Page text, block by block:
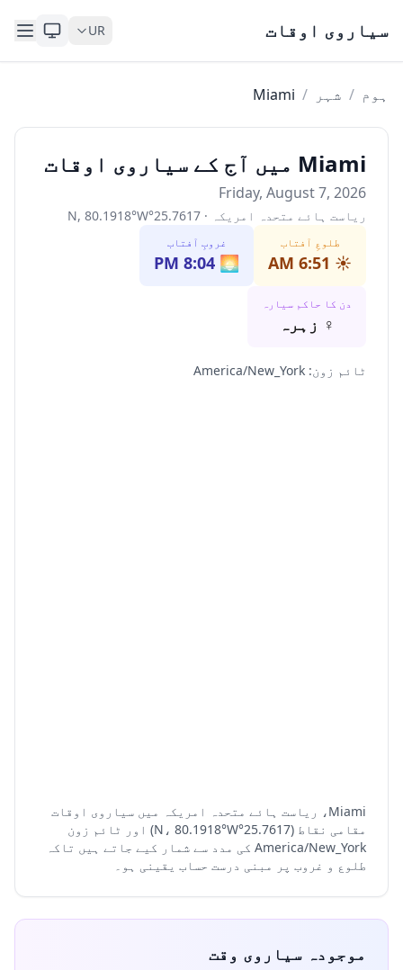
سیاروی اوقات UR
ہوم / شہر /
Miami
Miami میں آج کے سیاروی اوقات
Friday, August 7, 2026
ریاست ہائے متحدہ امریکہ ·
25.7617
°
N, 80.1918°W
طلوعِ آفتاب
☀️
6:51 AM
غروبِ آفتاب
🌅
8:04 PM
دن کا حاکم سیارہ
♀ زہرہ
ٹائم زون:
America/New_York
Miami، ریاست ہائے متحدہ امریکہ میں سیاروی اوقات
مقامی نقاط (25.7617°N، 80.1918°W) اور ٹائم زون
America/New_York کی مدد سے شمار کیے جاتے ہیں تاکہ
طلوع و غروب پر مبنی درست حساب یقینی ہو۔
موجودہ سیاروی وقت